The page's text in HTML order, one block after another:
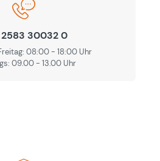
30032 0
08:00 - 18:00 Uhr
09.00 - 13.00 Uhr